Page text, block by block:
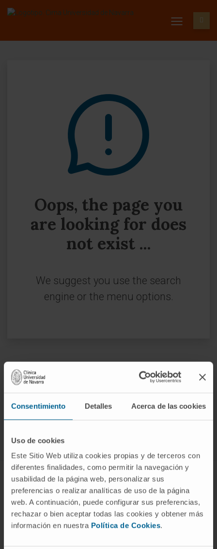
Consentimiento Detalles Acerca de las cookies
Uso de cookies
Este Sitio Web utiliza cookies propias y de terceros con
diferentes finalidades, como permitir la navegación y
usabilidad de la página web, personalizar sus
preferencias o realizar analíticas de uso de la página
web. A continuación, puede configurar sus preferencias,
rechazar o bien aceptar todas las cookies y obtener más
información en nuestra Política de Cookies.
Oops, the page you
are looking for does
not exist ...
We suggest you use the search
engine or the menu options.
ABOUT CIMA
Who we are
Research Center of the Clinica
Campus of the Universidad de Navarra